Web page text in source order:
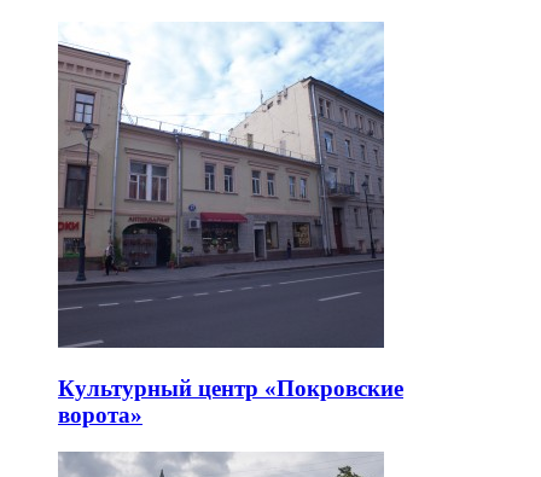
Культурный центр «Покровские
ворота»